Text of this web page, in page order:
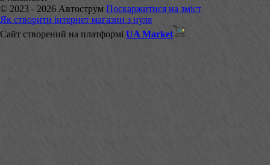
© 2023 - 2026 Автострум Поскаржитися на зміст
Як створити інтернет магазин з нуля
Сайт створений на платформі UA Market